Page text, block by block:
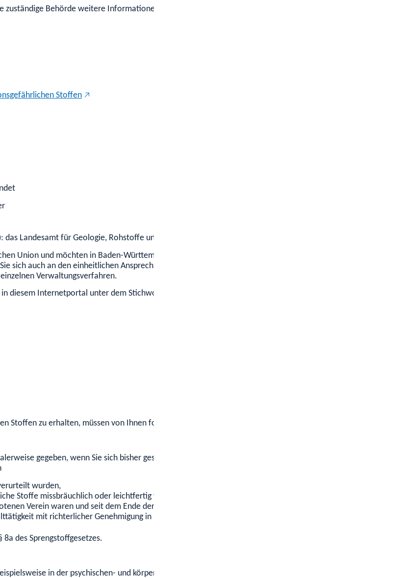
Behörde weitere Informationen zu den vorhandenen Lagermöglichkeiten der
Stoffen
Landesamt für Geologie, Rohstoffe und Bergbau (LGRB) am Regierungspräsidium Freiburg.
Union und möchten in Baden-Württemberg eine Tätigkeit nach der EU-Dienstleistungsrichtlinie
sich auch an den einheitlichen Ansprechpartner wenden.
Verwaltungsverfahren.
diesem Internetportal unter dem Stichwort "Einheitlicher Ansprechpartner".
Stoffen zu erhalten, müssen von Ihnen folgende Voraussetzungen erfüllt sein:
gegeben, wenn Sie sich bisher gesetzestreu verhalten haben und nicht vorbestraft sind.
wurden,
Stoffe missbräuchlich oder leichtfertig verwenden werden,
Verein waren und seit dem Ende der Mitgliedschaft noch keine zehn Jahre verstrichen sind oder
mit richterlicher Genehmigung in polizeilichem Präventivgewahrsam waren.
8a des Sprengstoffgesetzes.
in der psychischen- und körperlichen Gesundheit oder durch Drogen- oder Alkoholabhängigkeit